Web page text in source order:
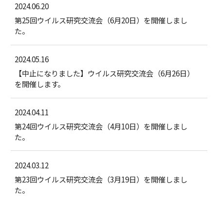
2024.06.20
第25回ウイルス研究交流会（6月20日）を開催しまし
た。
2024.05.16
【中止になりました】ウイルス研究交流会（6月26日）
を開催します。
2024.04.11
第24回ウイルス研究交流会（4月10日）を開催しまし
た。
2024.03.12
第23回ウイルス研究交流会（3月19日）を開催しまし
た。